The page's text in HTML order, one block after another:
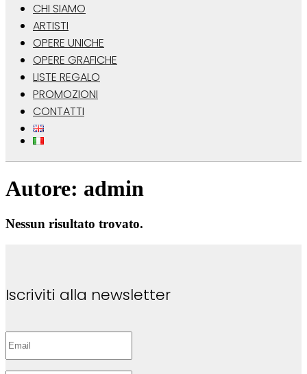
CHI SIAMO
ARTISTI
OPERE UNICHE
OPERE GRAFICHE
LISTE REGALO
PROMOZIONI
CONTATTI
Autore: admin
Nessun risultato trovato.
Iscriviti alla newsletter